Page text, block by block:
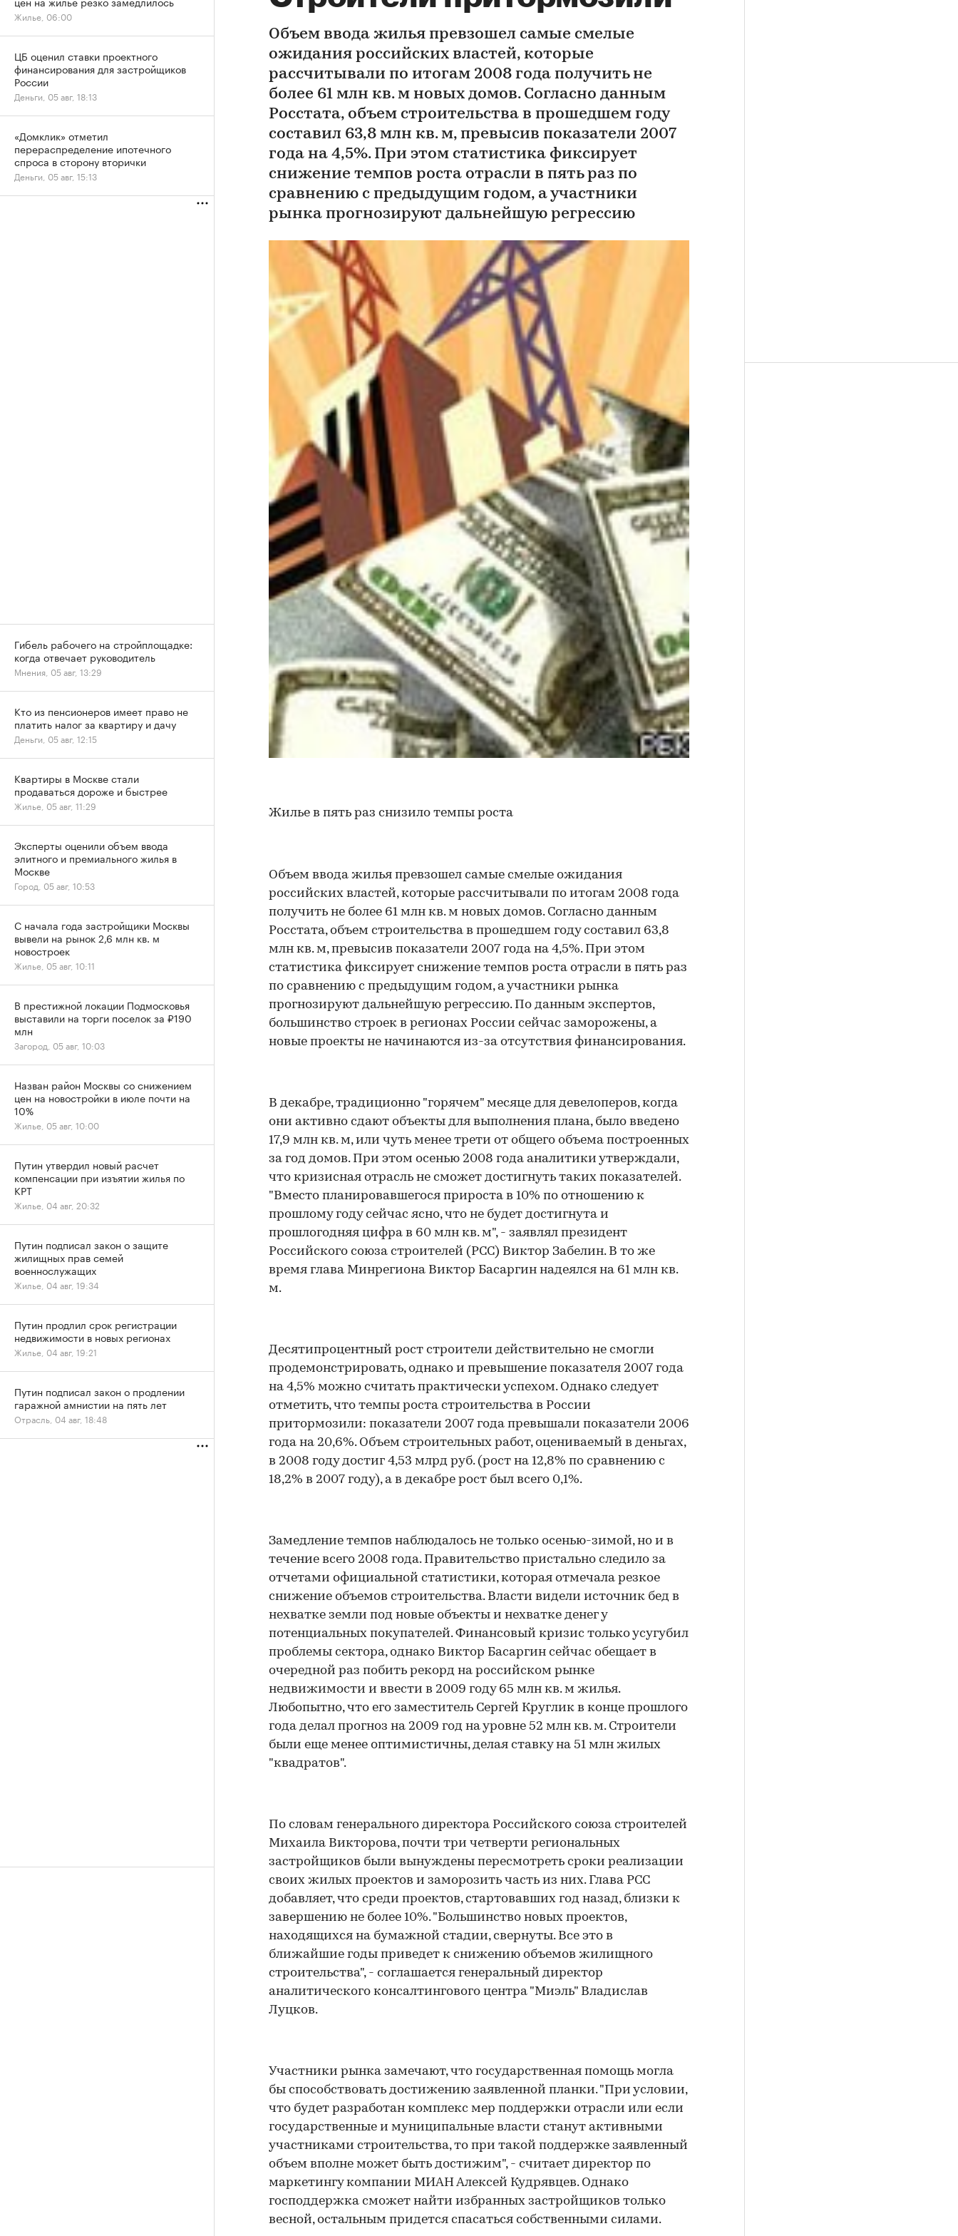
Объем ввода жилья превзошел самые смелые
ожидания российских властей, которые
рассчитывали по итогам 2008 года получить не
более 61 млн кв. м новых домов. Согласно данным
Росстата, объем строительства в прошедшем году
составил 63,8 млн кв. м, превысив показатели 2007
года на 4,5%. При этом статистика фиксирует
снижение темпов роста отрасли в пять раз по
сравнению с предыдущим годом, а участники
рынка прогнозируют дальнейшую регрессию
Жилье в пять раз снизило темпы роста
Объем ввода жилья превзошел самые смелые ожидания
российских властей, которые рассчитывали по итогам 2008 года
получить не более 61 млн кв. м новых домов. Согласно данным
Росстата, объем строительства в прошедшем году составил 63,8
млн кв. м, превысив показатели 2007 года на 4,5%. При этом
статистика фиксирует снижение темпов роста отрасли в пять раз
по сравнению с предыдущим годом, а участники рынка
прогнозируют дальнейшую регрессию. По данным экспертов,
большинство строек в регионах России сейчас заморожены, а
новые проекты не начинаются из-за отсутствия финансирования.
В декабре, традиционно "горячем" месяце для девелоперов, когда
они активно сдают объекты для выполнения плана, было введено
17,9 млн кв. м, или чуть менее трети от общего объема построенных
за год домов. При этом осенью 2008 года аналитики утверждали,
что кризисная отрасль не сможет достигнуть таких показателей.
"Вместо планировавшегося прироста в 10% по отношению к
прошлому году сейчас ясно, что не будет достигнута и
прошлогодняя цифра в 60 млн кв. м", - заявлял президент
Российского союза строителей (РСС) Виктор Забелин. В то же
время глава Минрегиона Виктор Басаргин надеялся на 61 млн кв.
м.
Десятипроцентный рост строители действительно не смогли
продемонстрировать, однако и превышение показателя 2007 года
на 4,5% можно считать практически успехом. Однако следует
отметить, что темпы роста строительства в России
притормозили: показатели 2007 года превышали показатели 2006
года на 20,6%. Объем строительных работ, оцениваемый в деньгах,
в 2008 году достиг 4,53 млрд руб. (рост на 12,8% по сравнению с
18,2% в 2007 году), а в декабре рост был всего 0,1%.
Замедление темпов наблюдалось не только осенью-зимой, но и в
течение всего 2008 года. Правительство пристально следило за
отчетами официальной статистики, которая отмечала резкое
снижение объемов строительства. Власти видели источник бед в
нехватке земли под новые объекты и нехватке денег у
потенциальных покупателей. Финансовый кризис только усугубил
проблемы сектора, однако Виктор Басаргин сейчас обещает в
очередной раз побить рекорд на российском рынке
недвижимости и ввести в 2009 году 65 млн кв. м жилья.
Любопытно, что его заместитель Сергей Круглик в конце прошлого
года делал прогноз на 2009 год на уровне 52 млн кв. м. Строители
были еще менее оптимистичны, делая ставку на 51 млн жилых
"квадратов".
По словам генерального директора Российского союза строителей
Михаила Викторова, почти три четверти региональных
застройщиков были вынуждены пересмотреть сроки реализации
своих жилых проектов и заморозить часть из них. Глава РСС
добавляет, что среди проектов, стартовавших год назад, близки к
завершению не более 10%. "Большинство новых проектов,
находящихся на бумажной стадии, свернуты. Все это в
ближайшие годы приведет к снижению объемов жилищного
строительства", - соглашается генеральный директор
аналитического консалтингового центра "Миэль" Владислав
Луцков.
Участники рынка замечают, что государственная помощь могла
бы способствовать достижению заявленной планки. "При условии,
что будет разработан комплекс мер поддержки отрасли или если
государственные и муниципальные власти станут активными
участниками строительства, то при такой поддержке заявленный
объем вполне может быть достижим", - считает директор по
маркетингу компании МИАН Алексей Кудрявцев. Однако
господдержка сможет найти избранных застройщиков только
весной, остальным придется спасаться собственными силами.
Жилье, 06:00
ЦБ оценил ставки проектного
финансирования для застройщиков
России
Деньги, 05 авг, 18:13
«Домклик» отметил
перераспределение ипотечного
спроса в сторону вторички
Деньги, 05 авг, 15:13
Гибель рабочего на стройплощадке:
когда отвечает руководитель
Мнения, 05 авг, 13:29
Кто из пенсионеров имеет право не
платить налог за квартиру и дачу
Деньги, 05 авг, 12:15
Квартиры в Москве стали
продаваться дороже и быстрее
Жилье, 05 авг, 11:29
Эксперты оценили объем ввода
элитного и премиального жилья в
Москве
Город, 05 авг, 10:53
С начала года застройщики Москвы
вывели на рынок 2,6 млн кв. м
новостроек
Жилье, 05 авг, 10:11
В престижной локации Подмосковья
выставили на торги поселок за ₽190
млн
Загород, 05 авг, 10:03
Назван район Москвы со снижением
цен на новостройки в июле почти на
10%
Жилье, 05 авг, 10:00
Путин утвердил новый расчет
компенсации при изъятии жилья по
КРТ
Жилье, 04 авг, 20:32
Путин подписал закон о защите
жилищных прав семей
военнослужащих
Жилье, 04 авг, 19:34
Путин продлил срок регистрации
недвижимости в новых регионах
Жилье, 04 авг, 19:21
Путин подписал закон о продлении
гаражной амнистии на пять лет
Отрасль, 04 авг, 18:48